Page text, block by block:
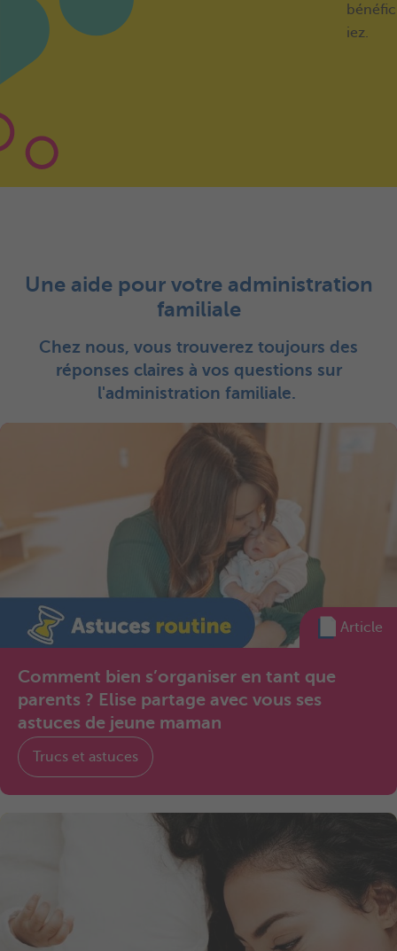
bénéfic
iez.
Une aide pour votre administration
familiale
Chez nous, vous trouverez toujours des
réponses claires à vos questions sur
l'administration familiale.
Article
Comment bien s’organiser en tant que
parents ? Elise partage avec vous ses
astuces de jeune maman
Trucs et astuces